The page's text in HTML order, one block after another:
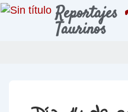
Reportajes
Taurinos